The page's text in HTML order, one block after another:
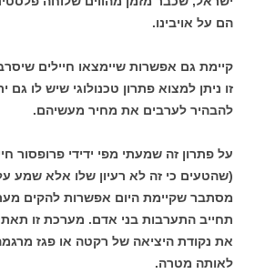
הם על אויבינו.
קיימת גם אפשרות שיימצאו חיילים
זו ניתן למצוא פתרון טכנולוגי שיש לו גם
להבהיר לערבים את מחיר מעשיהם.
על פתרון זה שמעתי מפי ידידי פרופסור
(שהטעים כי זה לא רעיון שלו אלא שמע
מסתבר שקיימת היום אפשרות להקים
תחייב התערבות בני אדם. מערכת זו
את נקודת היציאה של רקטה או פגז
לאותה מטרה.